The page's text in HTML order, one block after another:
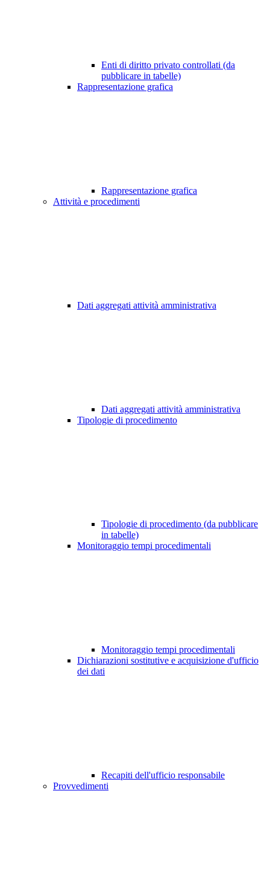
Enti di diritto privato controllati (da
pubblicare in tabelle)
Rappresentazione grafica
Rappresentazione grafica
Attività e procedimenti
Dati aggregati attività amministrativa
Dati aggregati attività amministrativa
Tipologie di procedimento
Tipologie di procedimento (da pubblicare
in tabelle)
Monitoraggio tempi procedimentali
Monitoraggio tempi procedimentali
Dichiarazioni sostitutive e acquisizione d'ufficio
dei dati
Recapiti dell'ufficio responsabile
Provvedimenti